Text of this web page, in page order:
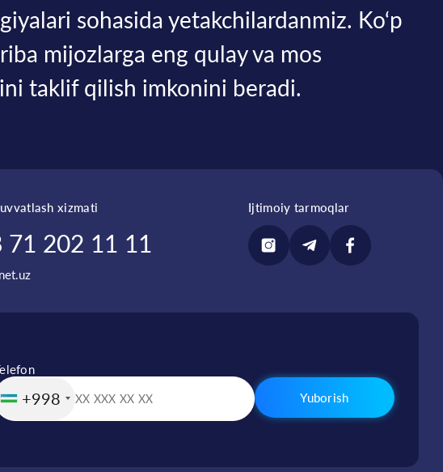
sohasida yetakchilardanmiz. Ko‘p
mijozlarga eng qulay va mos
taklif qilish imkonini beradi.
xizmati
71 202 11 11
Ijtimoiy tarmoqlar
+998 Yuborish